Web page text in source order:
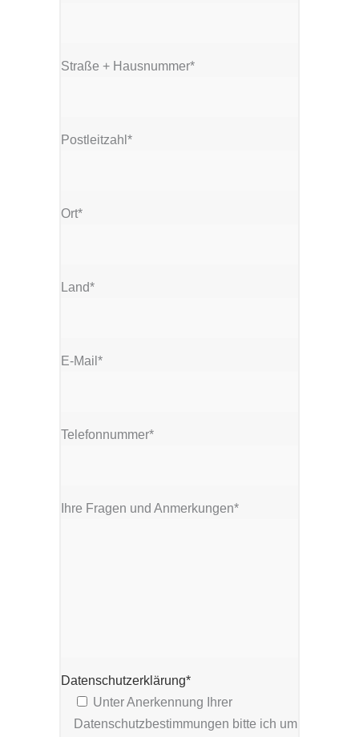
Straße + Hausnummer*
Postleitzahl*
Ort*
Land*
E-Mail*
Telefonnummer*
Ihre Fragen und Anmerkungen*
Datenschutzerklärung*
Unter Anerkennung Ihrer
Datenschutzbestimmungen bitte ich um